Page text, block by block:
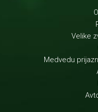
Velike
Medvedu